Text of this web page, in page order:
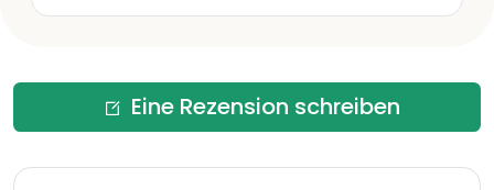
Eine Rezension schreiben